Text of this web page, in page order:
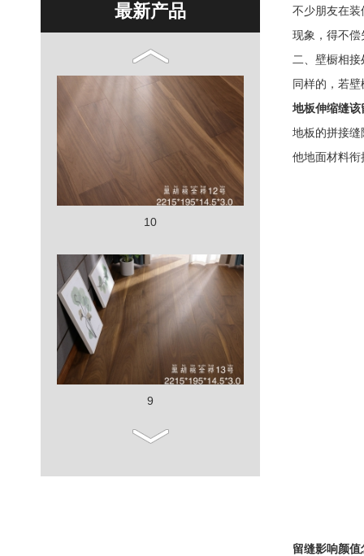
最新产品
10
9
不少朋友在
现象，得不偿
二、壁橱相接
同样的，若
地板伸缩缝
地板的拼接
他地面材料
留缝影响颜